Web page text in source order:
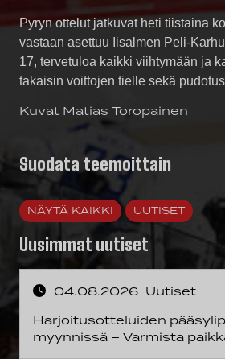
Pyryn ottelut jatkuvat heti tiistaina
vastaan asettuu Iisalmen Peli-
17, tervetuloa kaikki viihtymään ja
takaisin voittojen tielle sekä
Kuvat Matias Toropainen
Suodata teemoittain
NÄYTÄ KAIKKI UUTISET
Uusimmat uutiset
04.08.2026 Uutiset
Harjoitusotteluiden
myynnissä – Varmista